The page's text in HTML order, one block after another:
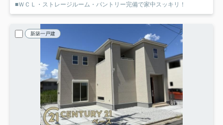
■ＷＣＬ・ストレージルーム・パントリー完備で家中スッキリ！
新築一戸建